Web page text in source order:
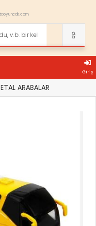
Giriş
ARABALAR